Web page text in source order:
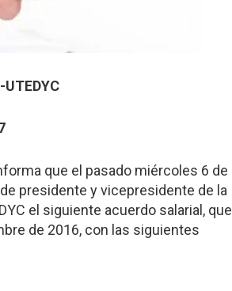
UTEDYC
que el pasado miércoles 6 de
presidente y vicepresidente de la
el siguiente acuerdo salarial, que
de 2016, con las siguientes